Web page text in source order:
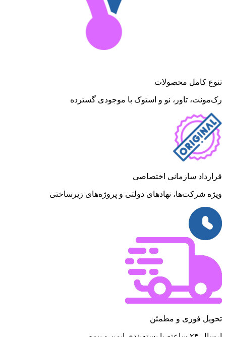
تنوع کامل محصولات
رک‌مونت، تاور، نو و استوک با موجودی گسترده
قرارداد سازمانی اختصاصی
ویژه شرکت‌ها، نهادهای دولتی و پروژه‌های زیرساختی
تحویل فوری و مطمئن